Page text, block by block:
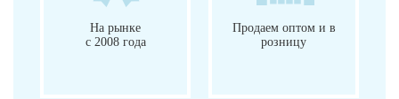
На рынке
с 2008 года
Продаем оптом и в
розницу